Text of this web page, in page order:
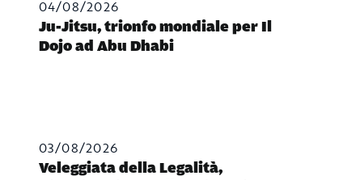
04/08/2026
Ju-Jitsu, trionfo mondiale per Il
Dojo ad Abu Dhabi
03/08/2026
Veleggiata della Legalità,